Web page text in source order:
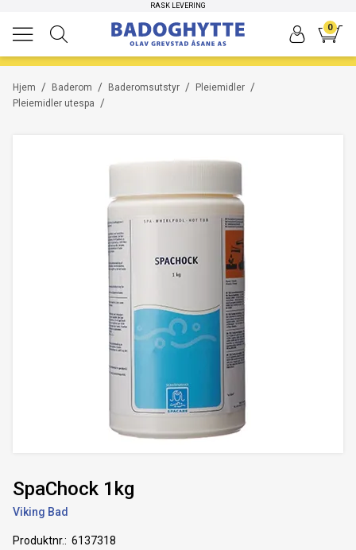
RASK LEVERING
HØYKVALITETS PRODUKTER
0
/
Hjem /
Baderom /
Baderomsutstyr /
Pleiemidler
/
Pleiemidler utespa
SpaChock 1kg
Viking Bad
Produktnr.
6137318